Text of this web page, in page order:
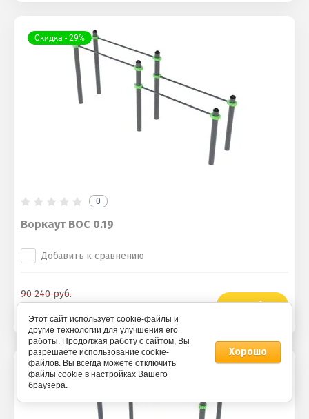
Скидка - 29%
0
Воркаут ВОС 0.19
Добавить к сравнению
90 240руб.
64 000 Подробнее
Скидка - 29%
Этот сайт использует cookie-файлы и
другие технологии для улучшения его
работы. Продолжая работу с сайтом, Вы
разрешаете использование cookie-
файлов. Вы всегда можете отключить
файлы cookie в настройках Вашего
браузера.
Хорошо